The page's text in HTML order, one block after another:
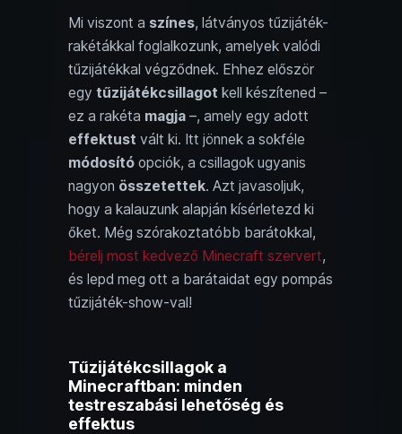
Mi viszont a színes, látványos tűzijáték-
rakétákkal foglalkozunk, amelyek valódi
tűzijátékkal végződnek. Ehhez először
egy tűzijátékcsillagot kell készítened –
ez a rakéta magja –, amely egy adott
effektust vált ki. Itt jönnek a sokféle
módosító opciók, a csillagok ugyanis
nagyon összetettek. Azt javasoljuk,
hogy a kalauzunk alapján kísérletezd ki
őket. Még szórakoztatóbb barátokkal,
bérelj most kedvező Minecraft szervert,
és lepd meg ott a barátaidat egy pompás
tűzijáték-show-val!
Tűzijátékcsillagok a
Minecraftban: minden
testreszabási lehetőség és
effektus